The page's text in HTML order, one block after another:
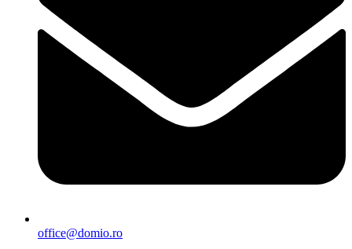
office@domio.ro